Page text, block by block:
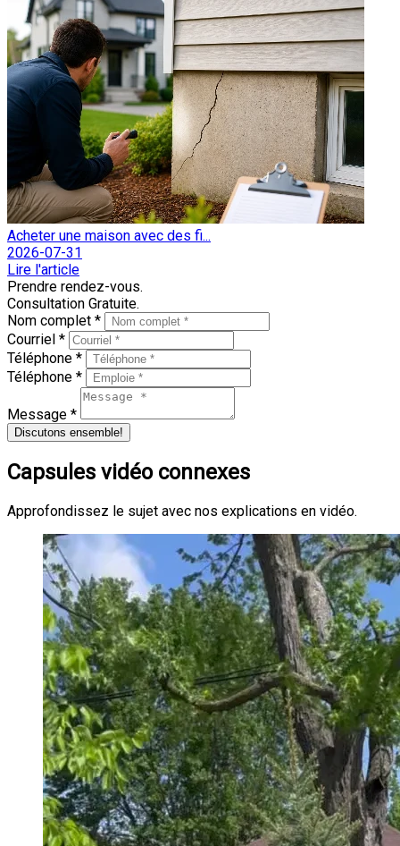
Acheter une maison avec des fi...
2026-07-31
Lire l'article
Prendre rendez-vous.
Consultation Gratuite.
Nom complet *
Courriel *
Téléphone *
Téléphone *
Message *
Discutons ensemble!
Capsules vidéo connexes
Approfondissez le sujet avec nos explications en vidéo.